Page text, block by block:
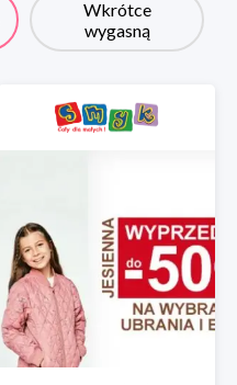
Wkrótce
wygasną